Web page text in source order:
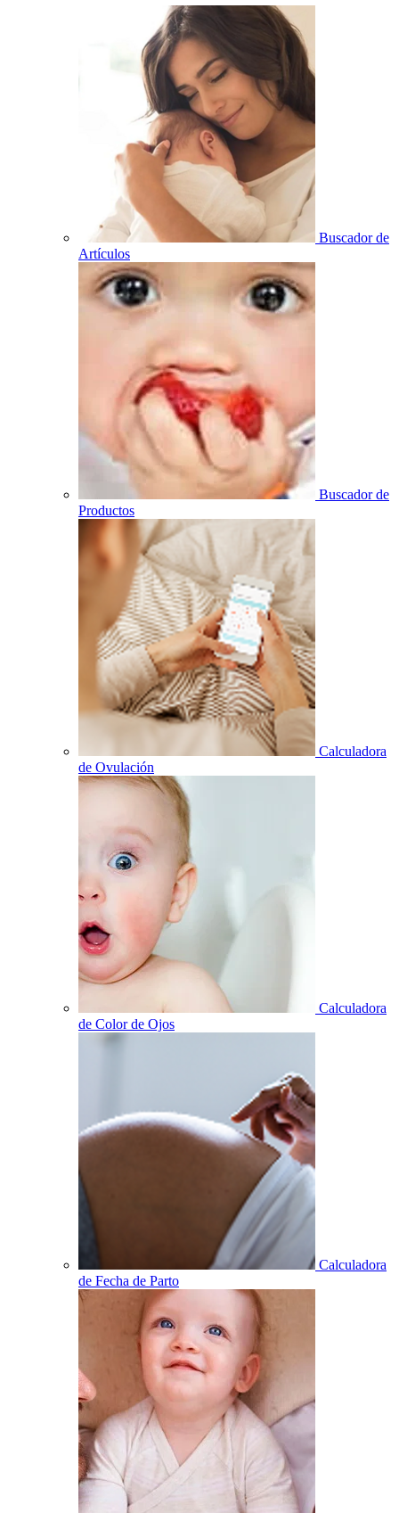
Buscador de
Artículos
Buscador de
Productos
Calculadora
de Ovulación
Calculadora
de Color de Ojos
Calculadora
de Fecha de Parto